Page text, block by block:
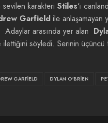
sevilen karakteri Stiles‘ı
Garfield ile anlaşamayan
Adaylar arasında yer alan
söyledi. Serinin üçüncü
GARFIELD DYLAN O’BRIEN